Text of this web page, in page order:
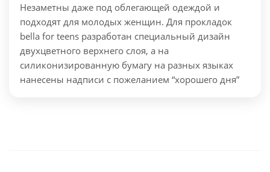
Незаметны даже под облегающей одеждой и
подходят для молодых женщин. Для прокладок
bella for teens разработан специальный дизайн
двухцветного верхнего слоя, а на
силиконизированную бумагу на разных языках
нанесены надписи с пожеланием “хорошего дня”